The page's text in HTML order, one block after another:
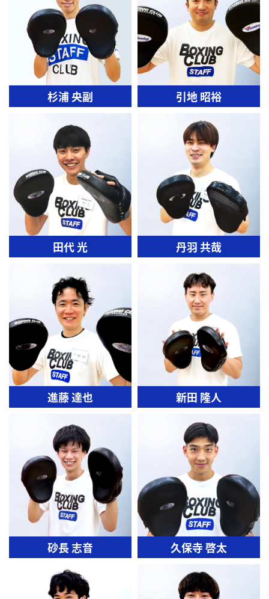
杉浦 央副 引地 昭裕
田代 光 丹羽 共哉
進藤 達也 新田 隆人
砂長 志音 久保寺 啓太